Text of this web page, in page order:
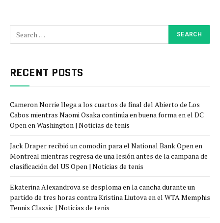
RECENT POSTS
Cameron Norrie llega a los cuartos de final del Abierto de Los
Cabos mientras Naomi Osaka continúa en buena forma en el DC
Open en Washington | Noticias de tenis
Jack Draper recibió un comodín para el National Bank Open en
Montreal mientras regresa de una lesión antes de la campaña de
clasificación del US Open | Noticias de tenis
Ekaterina Alexandrova se desploma en la cancha durante un
partido de tres horas contra Kristina Liutova en el WTA Memphis
Tennis Classic | Noticias de tenis